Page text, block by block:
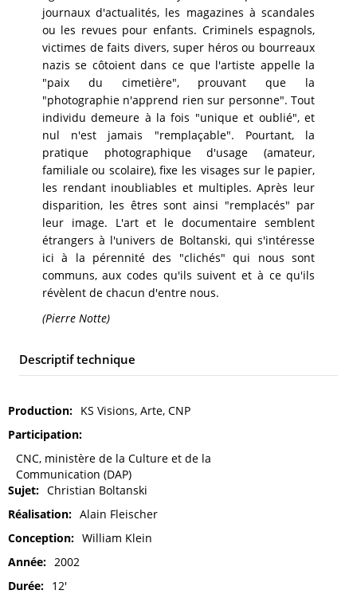
journaux d'actualités, les magazines à scandales
ou les revues pour enfants. Criminels espagnols,
victimes de faits divers, super héros ou bourreaux
nazis se côtoient dans ce que l'artiste appelle la
"paix du cimetière", prouvant que la
"photographie n'apprend rien sur personne". Tout
individu demeure à la fois "unique et oublié", et
nul n'est jamais "remplaçable". Pourtant, la
pratique photographique d'usage (amateur,
familiale ou scolaire), fixe les visages sur le papier,
les rendant inoubliables et multiples. Après leur
disparition, les êtres sont ainsi "remplacés" par
leur image. L'art et le documentaire semblent
étrangers à l'univers de Boltanski, qui s'intéresse
ici à la pérennité des "clichés" qui nous sont
communs, aux codes qu'ils suivent et à ce qu'ils
révèlent de chacun d'entre nous.
(Pierre Notte)
Descriptif technique
Production
KS Visions, Arte, CNP
Participation
CNC, ministère de la Culture et de la
Communication (DAP)
Sujet
Christian Boltanski
Réalisation
Alain Fleischer
Conception
William Klein
Année
2002
Durée
12'